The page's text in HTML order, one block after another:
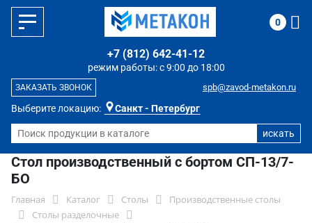
Выберите локацию: Санкт - Петербург
режим работы: с 9:00 до 18:00
+7 (812) 642-41-12
spb@zavod-metakon.ru
ЗАКАЗАТЬ ЗВОНОК
0
Стол производственный с бортом СП-13/7-
БО
Главная Каталог Столы
Производственные столы
Столы разделочные